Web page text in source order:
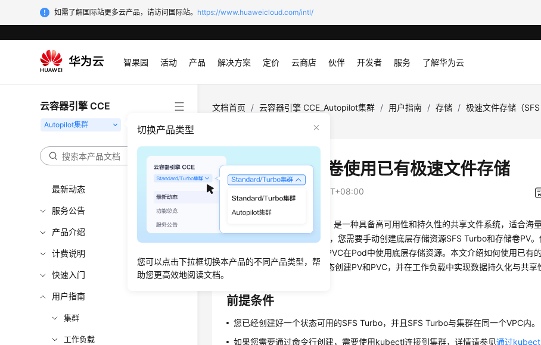
如需了解国际站更多云产品，请访问国际站。 https://www.huaweicloud.com/intl/
智果园 活动 产品 解决方案 定价 云商店 伙伴 开发者 服务 了解华为云
云容器引擎 CCE
切换产品类型
您可以点击下拉框切换本产品的不同产品类型，帮
助您更高效地阅读文档。
最新动态
服务公告
产品介绍
计费说明
快速入门
用户指南
集群
工作负载
文档首页 / 云容器引擎 CCE_Autopilot集群 / 用户指南 / 存储 / 极速文件存储（SFS
通过静态存储卷使用已有极速文件存储
2026-01-13 GMT+08:00
极速文件存储（SFS Turbo）是一种具备高可用性和持久性的共享文件系统，适合海
IOPS的应用。使用本方案时，您需要手动创建底层存储资源SFS Turbo和存储卷PV
层存储资源，然后通过创建PVC在Pod中使用底层存储资源。本文介绍如何使用已有
子目录和不涉及子目录）静态创建PV和PVC，并在工作负载中实现数据持久化与共享
前提条件
您已经创建好一个状态可用的SFS Turbo，并且SFS Turbo与集群在同一个VPC内。
如果您需要通过命令行创建，需要使用kubectl连接到集群，详情请参见通过